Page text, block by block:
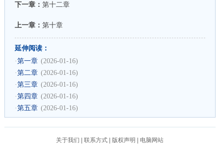
下一章： 第十二章
上一章： 第十章
延伸阅读：
·第一章 (2026-01-16)
·第二章 (2026-01-16)
·第三章 (2026-01-16)
·第四章 (2026-01-16)
·第五章 (2026-01-16)
关于我们 |联系方式 版权声明 电脑网站